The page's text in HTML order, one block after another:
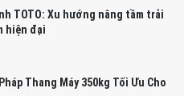
TOTO: Xu hướng nâng tầm trải
hiện đại
Thang Máy 350kg Tối Ưu Cho